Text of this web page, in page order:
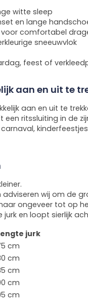
witte sleep
en lange
comfortabel
sneeuwvlok
feest of
aan en uit te
aan en uit te
een ritssluiting in de
wij om de
ongeveer tot op
en loopt sierlijk
jurk
cm
cm
cm
cm
cm